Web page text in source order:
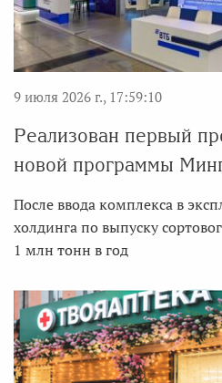
9 июля 2026 г., 17:59:10
Реализован первый
новой программы
После ввода комплекса в
холдинга по выпуску
1 млн тонн в год